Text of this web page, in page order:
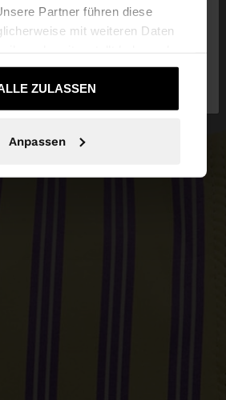
Partner führen diese
mit weiteren Daten
Ihrer Nutzung der Dienste
ZULASSEN
Anpassen
Ja, bringen Sie mich zu
United States